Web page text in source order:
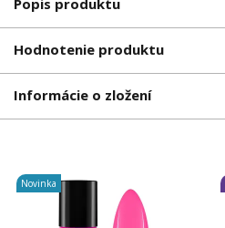
Hodnotenie produktu
Informácie o zložení
Novinka